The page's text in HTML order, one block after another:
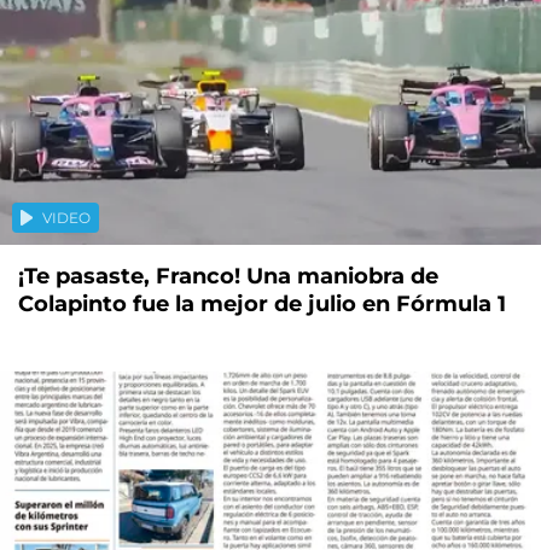
VIDEO
¡Te pasaste, Franco! Una maniobra de
Colapinto fue la mejor de julio en Fórmula 1